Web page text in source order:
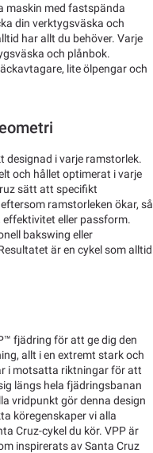
maskin med fastspända
din verktygsväska och
har allt du behöver. Varje
och plånbok.
lite ölpengar och
designad i varje ramstorlek.
och hållet optimerat i varje
sätt att specifikt
ramstorleken ökar, så
eller passform.
bakswing eller
är en cykel som alltid
fjädring för att ge dig den
allt i en extremt stark och
i motsatta riktningar för att
längs hela fjädringsbanan
vridpunkt gör denna design
köregenskaper vi alla
Cruz-cykel du kör. VPP är
inspirerats av Santa Cruz